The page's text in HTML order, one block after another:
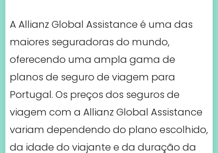
da idade do viajante e da duração da
viagem. Em média, os preços começam
em torno de $40 USD para uma viagem
de uma semana para uma pessoa com
menos de 30 anos.
3. AXA